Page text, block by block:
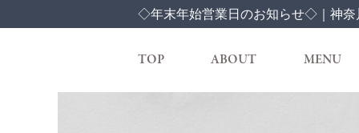
◇年末年始営業日のお知らせ◇｜神奈
TOP ABOUT MENU